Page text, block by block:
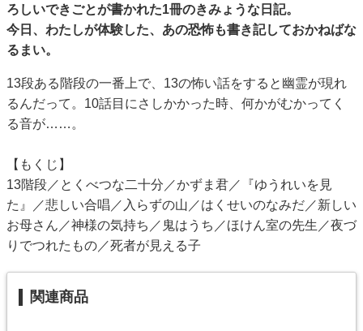
ろしいできごとが書かれた1冊のきみょうな日記。
今日、わたしが体験した、あの恐怖も書き記しておかねばな
るまい。
13段ある階段の一番上で、13の怖い話をすると幽霊が現れ
るんだって。10話目にさしかかった時、何かがむかってく
る音が……。
【もくじ】
13階段／とくべつな二十分／かずま君／『ゆうれいを見
た』／悲しい合唱／入らずの山／はくせいのなみだ／新しい
お母さん／神様の気持ち／鬼はうち／ほけん室の先生／夜づ
りでつれたもの／死者が見える子
関連商品